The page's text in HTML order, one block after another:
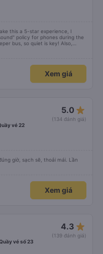
this a 5-star experience, I
policy for phones during the
bus, so quiet is key! Also,
the cabin for convenience. I
thanh điện thoại) vào ban đêm
ra, nhà xe nên dán sẵn mật
sử dụng. Tôi vẫn sẽ tiếp tục ủng
Xem giá
5.0 star_rate
(134 đánh giá)
vé 22
giờ, sạch sẽ, thoải mái. Lần
Xem giá
4.3 star_rate
(139 đánh giá)
vé số 23